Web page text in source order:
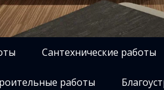
Сантехнические работы
работы